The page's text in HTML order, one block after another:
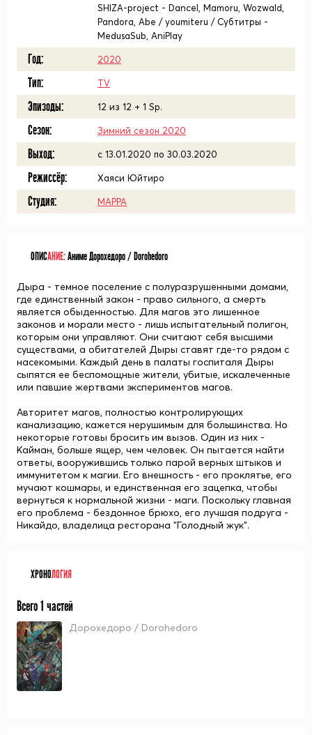
SHIZA-project - Dancel, Mamoru, Wozwald,
Pandora, Abe / youmiteru / Субтитры -
MedusaSub, AniPlay
Год: 2020
Тип: TV
Эпизоды: 12 из 12 + 1 Sp.
Сезон: Зимний сезон 2020
Выход: c 13.01.2020 по 30.03.2020
Режиссёр: Хаяси Юйтиро
Студия: MAPPA
ОПИСАНИЕ:Аниме Дорохедоро / Dorohedoro
Дыра - темное поселение с полуразрушенными домами,
где единственный закон - право сильного, а смерть
является обыденностью. Для магов это лишенное
законов и морали место - лишь испытательный полигон,
которым они управляют. Они считают себя высшими
существами, а обитателей Дыры ставят где-то рядом с
насекомыми. Каждый день в палаты госпиталя Дыры
сыпятся ее беспомощные жители, убитые, искалеченные
или павшие жертвами экспериментов магов.
Авторитет магов, полностью контролирующих
канализацию, кажется нерушимым для большинства. Но
некоторые готовы бросить им вызов. Один из них -
Кайман, больше ящер, чем человек. Он пытается найти
ответы, вооружившись только парой верных штыков и
иммунитетом к магии. Его внешность - его проклятье, его
мучают кошмары, и единственная его зацепка, чтобы
вернуться к нормальной жизни - маги. Поскольку главная
его проблема - бездонное брюхо, его лучшая подруга -
Никайдо, владелица ресторана "Голодный жук".
ХРОНОЛОГИЯ
Всего 1 частей
Дорохедоро / Dorohedoro